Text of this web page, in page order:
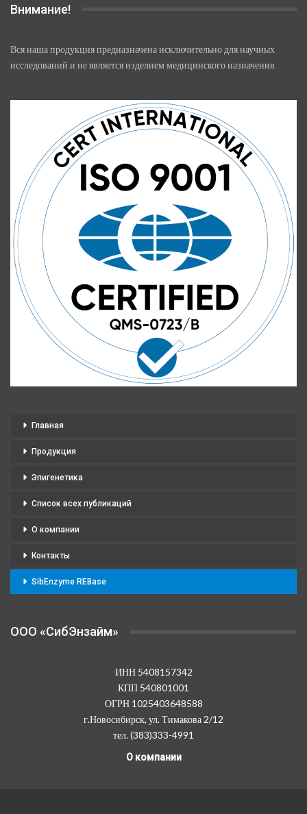
Внимание!
Вся наша продукция предназначена исключительно для научных
исследований и не является изделием медицинского назначения
Главная
Продукция
Эпигенетика
Список всех публикаций
О компании
Контакты
SibEnzyme REBase
OOO «СибЭнзайм»
ИНН 5408157342
КПП 540801001
ОГРН 1025403648588
г.Новосибирск, ул. Тимакова 2/12
тел. (383)333-4991
О компании